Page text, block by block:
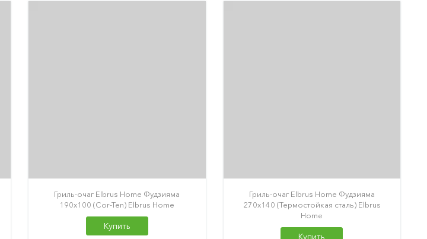
Гриль-очаг Elbrus Home Фудзияма
190х100 (Cor-Ten) Elbrus Home
Купить
Гриль-очаг Elbrus Home Фудзияма
270х140 (Термостойкая сталь) Elbrus
Home
Купить